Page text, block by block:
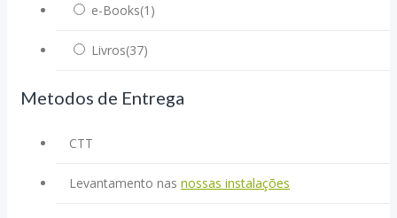
e-Books(1)
Livros(37)
Metodos de Entrega
CTT
Levantamento nas nossas instalações